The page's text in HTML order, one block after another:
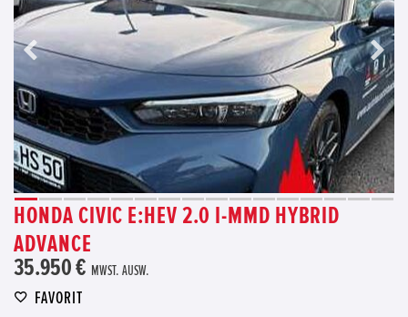
HONDA CIVIC E:HEV 2.0 I-MMD HYBRID
ADVANCE
35.950 € MWST. AUSW.
FAVORIT